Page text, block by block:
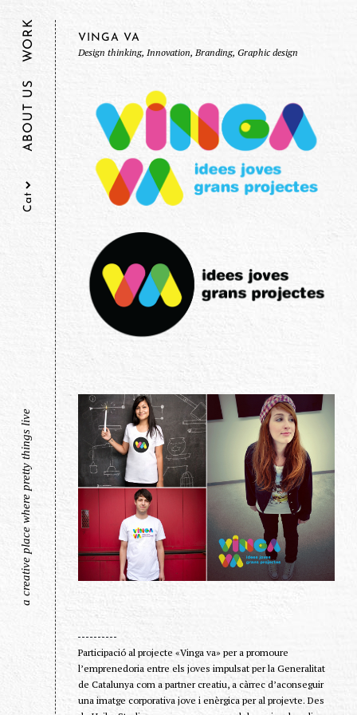
a creative place where pretty things live
ABOUT US
WORK
VINGA VA
Design thinking, Innovation, Branding, Graphic design
Participació al projecte «Vinga va» per a promoure
l’emprenedoria entre els joves impulsat per la Generalitat
de Catalunya com a partner creatiu, a càrrec d’aconseguir
una imatge corporativa jove i enèrgica per al projevte. Des